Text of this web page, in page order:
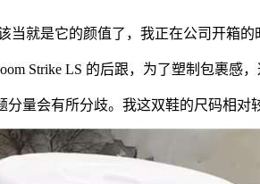
就是它的颜值了，我正在公司开箱的
Strike LS 的后跟，为了塑制包裹感，
会有所分歧。我这双鞋的尺码相对较